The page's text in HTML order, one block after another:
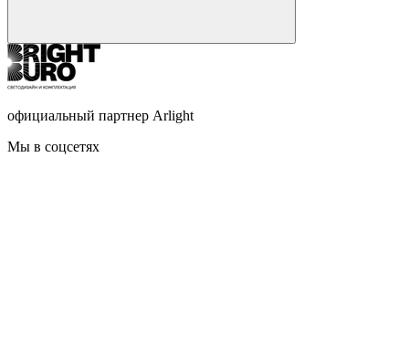
официальный партнер Arlight
Мы в соцсетях